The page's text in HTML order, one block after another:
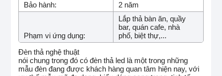
Bảo hành:
2 năm
Phạm vi ứng dụng:
Lắp thả bàn ăn, quầy
bar, quán cafe, nhà
phố, biệt thự,...
Đèn thả nghệ thuật
nói chung trong đó có đèn thả led là một trong những
mẫu đèn đang được khách hàng quan tâm hiện nay, với